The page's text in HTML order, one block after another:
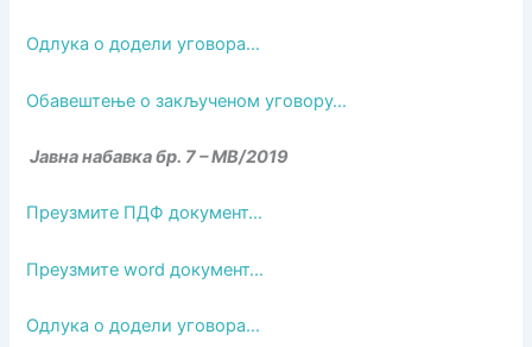
Одлука о додели уговора…
Обавештење о закљученом уговору…
Јавна набавка бр. 7 – МВ/2019
Преузмите ПДФ документ…
Преузмите word документ…
Одлука о додели уговора…